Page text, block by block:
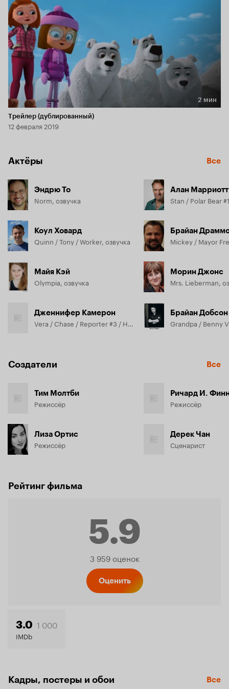
Длительность 2 мин
2 мин
Трейлер (дублированный)
12 февраля 2019
Актёры Все
Эндрю То
Norm, озвучка
Коул Ховард
Quinn / Tony / Worker, озвучка
Майя Кэй
Olympia, озвучка
Дженнифер Камерон
Алан Марриотт
Stan / Polar Bear
Брайан
Морин Джонс
Mrs. Lieberman,
Брайан Добсон
Создатели Все
Тим Молтби
Режиссёр
Лиза Ортис
Режиссёр
Ричард И.
Режиссёр
Дерек Чан
Сценарист
Рейтинг фильма
5.9
Рейтинг
3 959 оценок
Оценить
3.0 1 000
IMDb
Кадры, постеры и обои Все